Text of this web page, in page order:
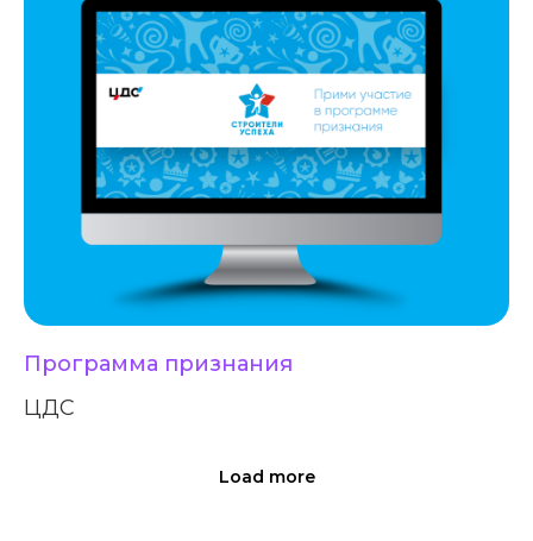
Программа признания
ЦДС
Load more